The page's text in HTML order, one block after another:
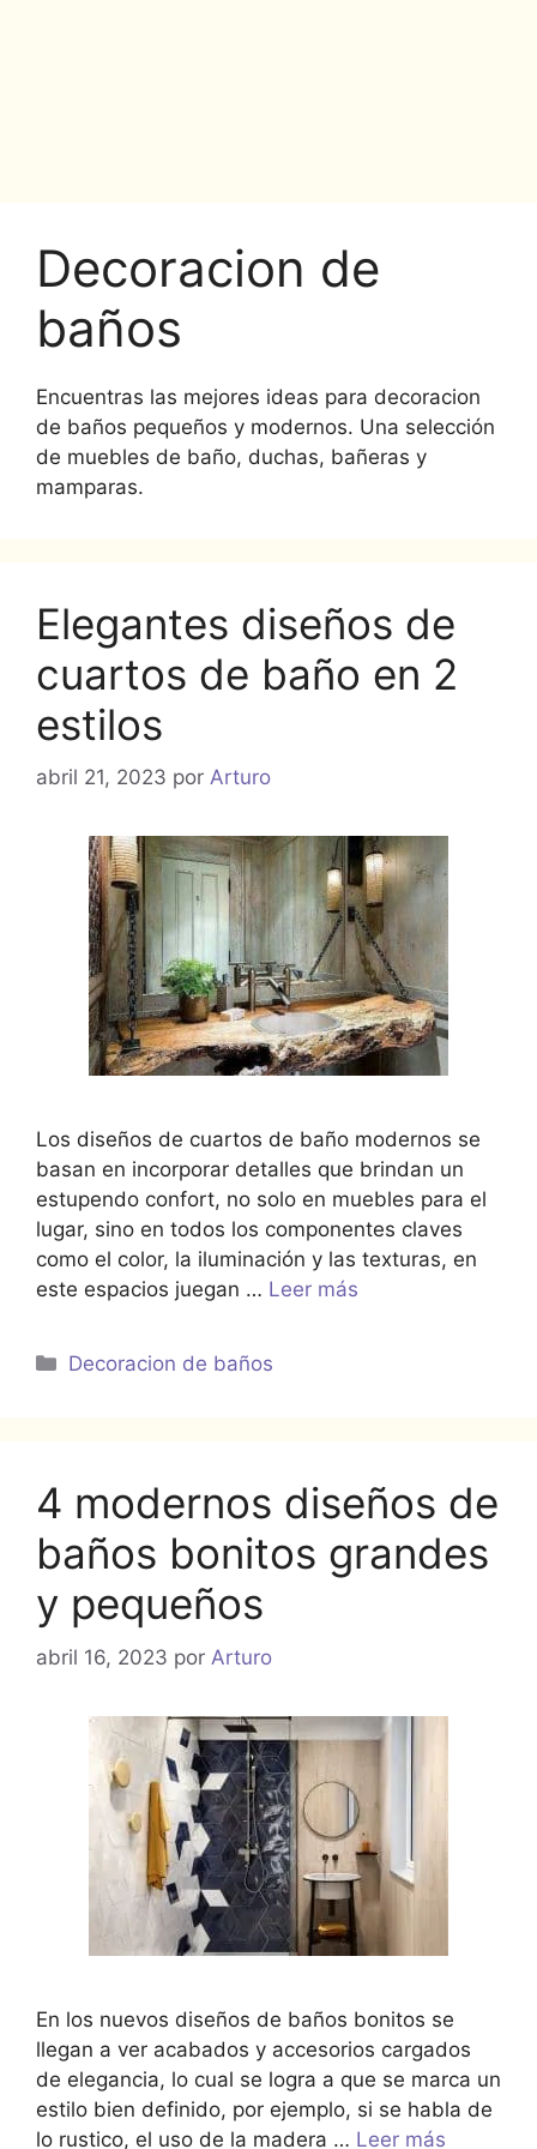
Decoracion de
baños
Encuentras las mejores ideas para decoracion
de baños pequeños y modernos. Una selección
de muebles de baño, duchas, bañeras y
mamparas.
Elegantes diseños de
cuartos de baño en 2
estilos
abril 21, 2023 por Arturo
Los diseños de cuartos de baño modernos se
basan en incorporar detalles que brindan un
estupendo confort, no solo en muebles para el
lugar, sino en todos los componentes claves
como el color, la iluminación y las texturas, en
este espacios juegan … Leer más
Categorías
Decoracion de baños
4 modernos diseños de
baños bonitos grandes
y pequeños
abril 16, 2023 por Arturo
En los nuevos diseños de baños bonitos se
llegan a ver acabados y accesorios cargados
de elegancia, lo cual se logra a que se marca un
estilo bien definido, por ejemplo, si se habla de
lo rustico, el uso de la madera … Leer más